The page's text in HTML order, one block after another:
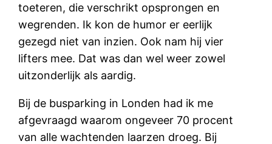
toeteren, die verschrikt opsprongen en
wegrenden. Ik kon de humor er eerlijk
gezegd niet van inzien. Ook nam hij vier
lifters mee. Dat was dan wel weer zowel
uitzonderlijk als aardig.
Bij de busparking in Londen had ik me
afgevraagd waarom ongeveer 70 procent
van alle wachtenden laarzen droeg. Bij